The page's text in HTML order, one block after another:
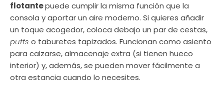
flotantepuede cumplir la misma función que la
consola y aportar un aire moderno. Si quieres añadir
un toque acogedor, coloca debajo un par de cestas,
puffs o taburetes tapizados. Funcionan como asiento
para calzarse, almacenaje extra (si tienen hueco
interior) y, además, se pueden mover fácilmente a
otra estancia cuando lo necesites.